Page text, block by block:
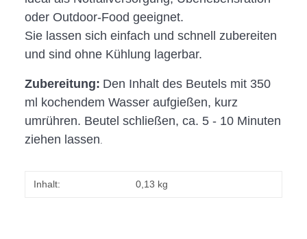
oder Outdoor-Food geeignet.
Sie lassen sich einfach und schnell zubereiten
und sind ohne Kühlung lagerbar.
Zubereitung: Den Inhalt des Beutels mit 350
ml kochendem Wasser aufgießen, kurz
umrühren. Beutel schließen, ca. 5 - 10 Minuten
ziehen lassen.
Inhalt: 0,13 kg